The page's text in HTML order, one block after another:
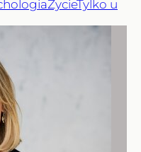
ŻycieTylko u